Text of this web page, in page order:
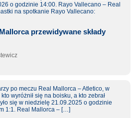
przewidywane składy